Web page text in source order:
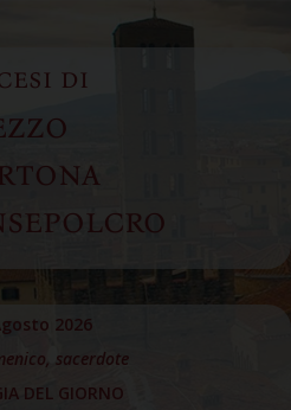
di
2026
sacerdote
DEL GIORNO